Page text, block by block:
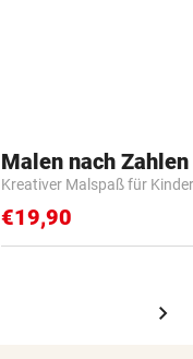
Kreativer Malspaß für Kinder
€19,90
chevron_right